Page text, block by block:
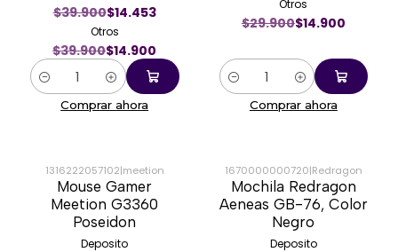
$39.900$14.453
Otros
$39.900$14.900
Cantidad
Comprar ahora
Otros
$29.900$14.900
Cantidad
Comprar ahora
-63%
1316222057102|meetion
Mouse Gamer
Meetion G3360
Poseidon
Deposito
-50%
1670000000720|Redragon
Mochila Redragon
Aeneas GB-76, Color
Negro
Deposito